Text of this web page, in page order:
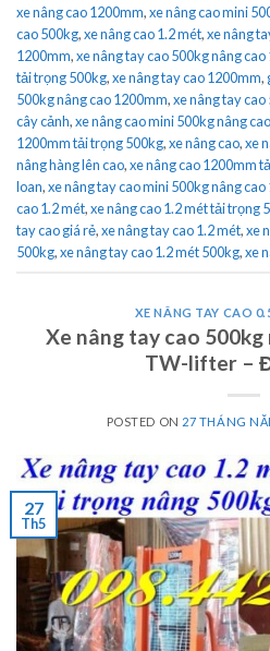
xe nâng cao 1200mm,xe nâng cao mini
cao 500kg,xe nâng cao 1.2 mét,xe nâng
1200mm,xe nâng tay cao 500kg nâng
tải trọng 500kg,xe nâng tay cao 1200mm,
500kg nâng cao 1200mm,xe nâng tay
cây cảnh,xe nâng cao mini 500kg nâng
1200mm tải trọng 500kg,xe nâng cao,xe
nâng hàng lên cao,xe nâng cao 1200mm
loan,xe nâng tay cao mini 500kg nâng cao
cao 1.2 mét,xe nâng cao 1.2 mét tải trọng
tay cao giá rẻ,xe nâng tay cao 1.2 mét,xe
500kg,xe nâng tay cao 1.2 mét 500kg,xe
XE NÂNG TAY CAO
Xe nâng tay cao 500kg
TW-lifter –
POSTED ON 27 THÁNG
27
Th5